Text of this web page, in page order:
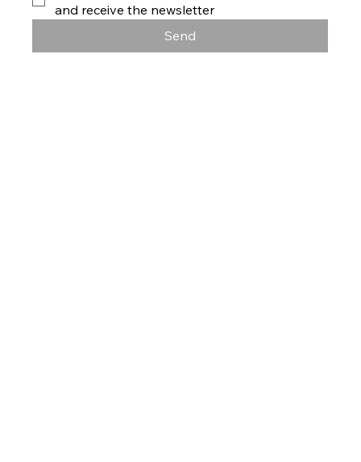
and receive the newsletter
Send